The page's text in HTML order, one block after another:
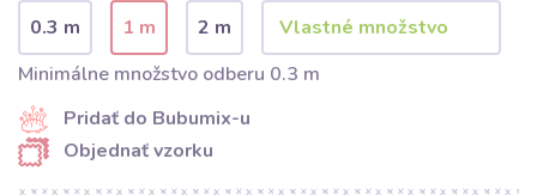
0.3 m 1 m
2 m
Minimálne množstvo odberu 0.3 m
Pridať do Bubumix-u
Objednať vzorku